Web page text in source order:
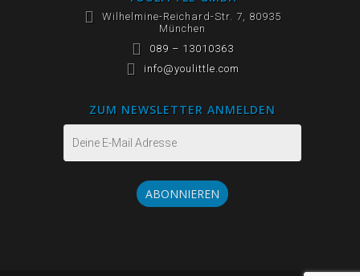
Wilhelmine-Reichard-Str. 7, 80935
München
089 – 13010363
info@youlittle.com
ZUM NEWSLETTER ANMELDEN